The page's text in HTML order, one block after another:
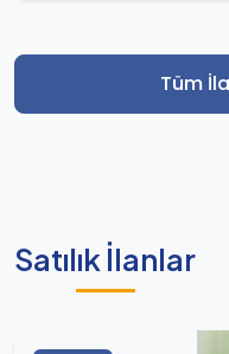
Tüm
Satılık İlanlar